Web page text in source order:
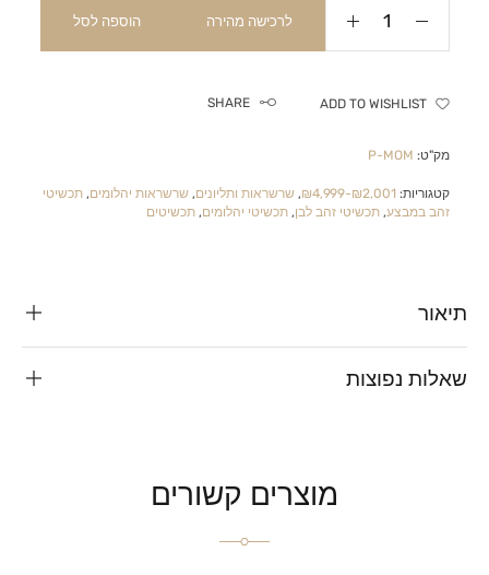
לרכישה מהירה הוספה לסל
ADD TO WISHLIST
SHARE
מק"ט: P-MOM
קטגוריות: ₪2,001-₪4,999
, שרשראות ותליונים, שרשראות יהלומים,תכשיטי
זהב במבצע,תכשיטי זהב לבן,תכשיטי יהלומים,תכשיטים
תיאור
שאלות נפוצות
מוצרים קשורים